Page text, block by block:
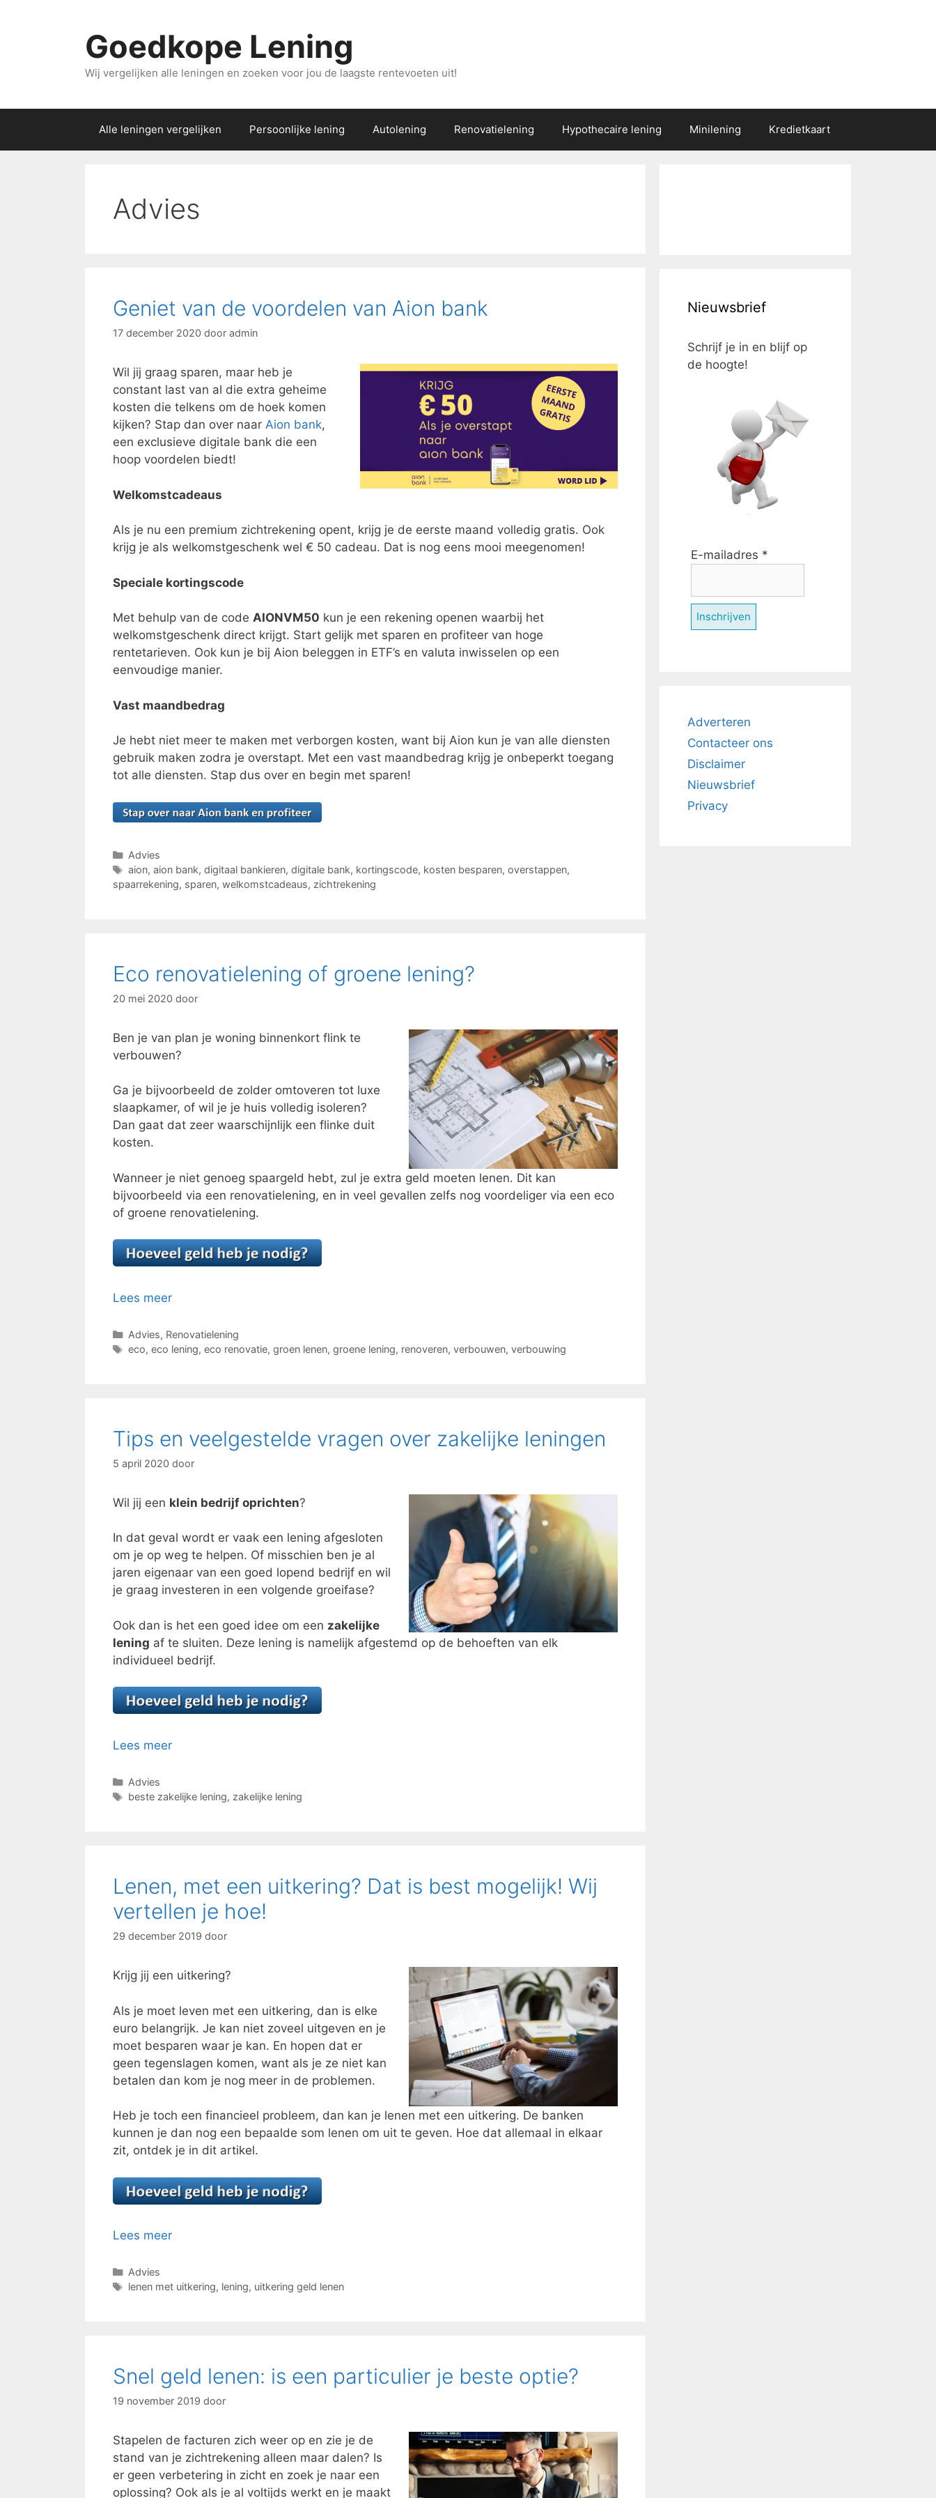
Goedkope Lening
Wij vergelijken alle leningen en zoeken voor jou de laagste rentevoeten uit!
Alle leningen vergelijken Persoonlijke lening Autolening Renovatielening Hypothecaire lening Minilening Kredietkaart
Advies
Geniet van de voordelen van Aion bank
17 december 2020 door admin
Wil jij graag sparen, maar heb je
constant last van al die extra geheime
kosten die telkens om de hoek komen
kijken? Stap dan over naar Aion bank,
een exclusieve digitale bank die een
hoop voordelen biedt!
Welkomstcadeaus
Als je nu een premium zichtrekening opent, krijg je de eerste maand volledig gratis. Ook
krijg je als welkomstgeschenk wel € 50 cadeau. Dat is nog eens mooi meegenomen!
Speciale kortingscode
Met behulp van de code AIONVM50 kun je een rekening openen waarbij het
welkomstgeschenk direct krijgt. Start gelijk met sparen en profiteer van hoge
rentetarieven. Ook kun je bij Aion beleggen in ETF’s en valuta inwisselen op een
eenvoudige manier.
Vast maandbedrag
Je hebt niet meer te maken met verborgen kosten, want bij Aion kun je van alle diensten
gebruik maken zodra je overstapt. Met een vast maandbedrag krijg je onbeperkt toegang
tot alle diensten. Stap dus over en begin met sparen!
Categorieën
Advies
Tags
aion, aion bank, digitaal bankieren, digitale bank, kortingscode, kosten besparen, overstappen,
spaarrekening, sparen, welkomstcadeaus, zichtrekening
Eco renovatielening of groene lening?
20 mei 2020 door
Ben je van plan je woning binnenkort flink te
verbouwen?
Ga je bijvoorbeeld de zolder omtoveren tot luxe
slaapkamer, of wil je je huis volledig isoleren?
Dan gaat dat zeer waarschijnlijk een flinke duit
kosten.
Wanneer je niet genoeg spaargeld hebt, zul je extra geld moeten lenen. Dit kan
bijvoorbeeld via een renovatielening, en in veel gevallen zelfs nog voordeliger via een eco
of groene renovatielening.
Lees meer
Categorieën
Advies, Renovatielening
Tags
eco, eco lening, eco renovatie, groen lenen, groene lening, renoveren, verbouwen, verbouwing
Tips en veelgestelde vragen over zakelijke leningen
5 april 2020 door
Wil jij een klein bedrijf oprichten?
In dat geval wordt er vaak een lening afgesloten
om je op weg te helpen. Of misschien ben je al
jaren eigenaar van een goed lopend bedrijf en wil
je graag investeren in een volgende groeifase?
Ook dan is het een goed idee om een zakelijke
lening af te sluiten. Deze lening is namelijk afgestemd op de behoeften van elk
individueel bedrijf.
Lees meer
Categorieën
Advies
Tags
beste zakelijke lening, zakelijke lening
Lenen, met een uitkering? Dat is best mogelijk! Wij
vertellen je hoe!
29 december 2019 door
Krijg jij een uitkering?
Als je moet leven met een uitkering, dan is elke
euro belangrijk. Je kan niet zoveel uitgeven en je
moet besparen waar je kan. En hopen dat er
geen tegenslagen komen, want als je ze niet kan
betalen dan kom je nog meer in de problemen.
Heb je toch een financieel probleem, dan kan je lenen met een uitkering. De banken
kunnen je dan nog een bepaalde som lenen om uit te geven. Hoe dat allemaal in elkaar
zit, ontdek je in dit artikel.
Lees meer
Categorieën
Advies
Tags
lenen met uitkering, lening, uitkering geld lenen
Snel geld lenen: is een particulier je beste optie?
19 november 2019 door
Stapelen de facturen zich weer op en zie je de
stand van je zichtrekening alleen maar dalen? Is
er geen verbetering in zicht en zoek je naar een
oplossing? Ook als je al voltijds werkt en je maakt
Nieuwsbrief
Schrijf je in en blijf op
de hoogte!
E-mailadres *
Adverteren
Contacteer ons
Disclaimer
Nieuwsbrief
Privacy